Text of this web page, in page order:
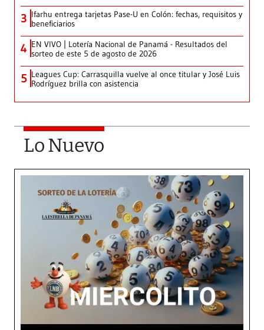
3 Ifarhu entrega tarjetas Pase-U en Colón: fechas, requisitos y
beneficiarios
4 EN VIVO | Lotería Nacional de Panamá - Resultados del
sorteo de este 5 de agosto de 2026
5 Leagues Cup: Carrasquilla vuelve al once titular y José Luis
Rodríguez brilla con asistencia
Lo Nuevo